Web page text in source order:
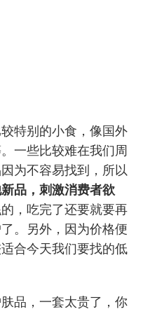
特别的小食，像国外
一些比较难在我们周
为不容易找到，所以
品，刺激消费者欲
的，吃完了还要就要再
。另外，因为价格便
合今天我们要找的低
品，一套太贵了，你